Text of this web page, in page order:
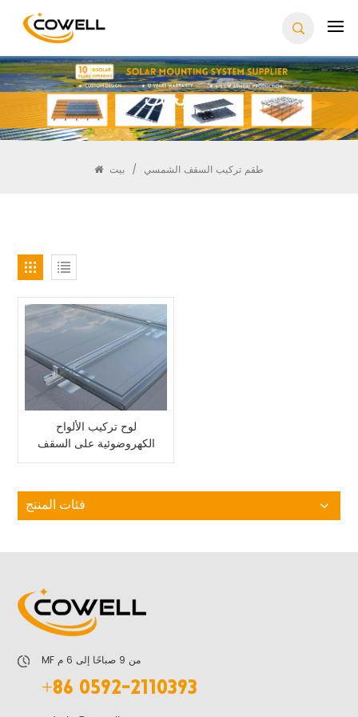
يبحث
بيت / طقم تركيب السقف الشمسي
لوح تركيب الألواح
الكهروضوئية على السقف
مع مجموعة اللمعان
فئات المنتج
+86 0592-2110393